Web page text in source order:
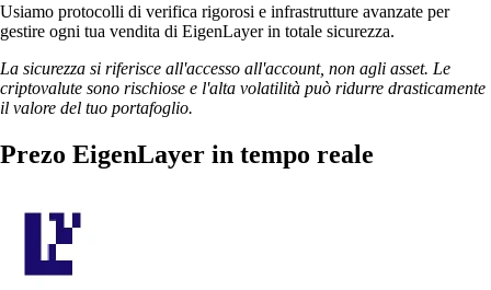
Usiamo protocolli di verifica rigorosi e infrastrutture avanzate per
gestire ogni tua vendita di EigenLayer in totale sicurezza.
La sicurezza si riferisce all'accesso all'account, non agli asset. Le
criptovalute sono rischiose e l'alta volatilità può ridurre drasticamente
il valore del tuo portafoglio.
Prezo EigenLayer in tempo reale